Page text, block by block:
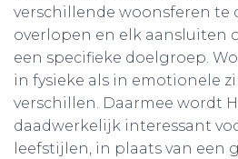
verschillende woonsferen te
overlopen en elk aansluiten
een specifieke doelgroep.
in fysieke als in emotionele
verschillen. Daarmee wordt
daadwerkelijk interessant
leefstijlen, in plaats van een